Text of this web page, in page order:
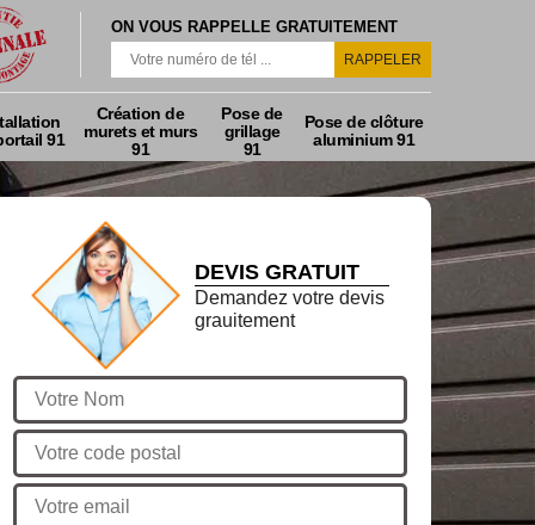
ON VOUS RAPPELLE GRATUITEMENT
91
Création de
murets et murs
91
Pose de
grillage
91
Pose de clôture
aluminium 91
DEVIS GRATUIT
Demandez votre devis
grauitement